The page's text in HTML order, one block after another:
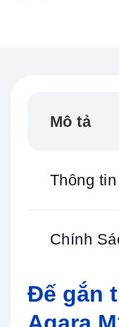
Mô tả
Thông
Chính
Đế gắn